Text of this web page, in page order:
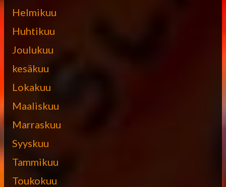
Helmikuu
Huhtikuu
Joulukuu
kesäkuu
Lokakuu
Maaliskuu
Marraskuu
Syyskuu
Tammikuu
Toukokuu